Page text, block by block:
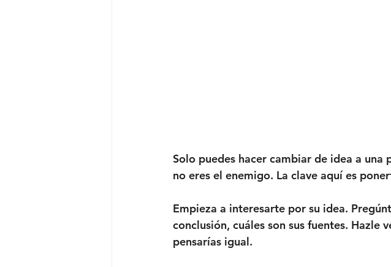
Solo puedes hacer cambiar de idea a una
no eres el enemigo. La clave aquí es
Empieza a interesarte por su idea.
conclusión, cuáles son sus fuentes. Hazle
pensarías igual.